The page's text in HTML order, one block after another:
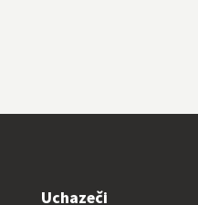
Uchazeči